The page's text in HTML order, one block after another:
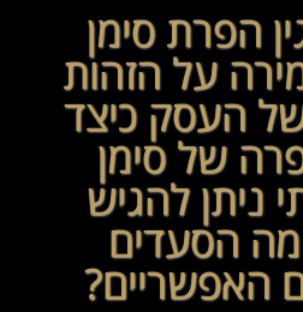
הפרת סימן
על הזהות
העסק כיצד
של סימן
ניתן להגיש
הסעדים
האפשריים?